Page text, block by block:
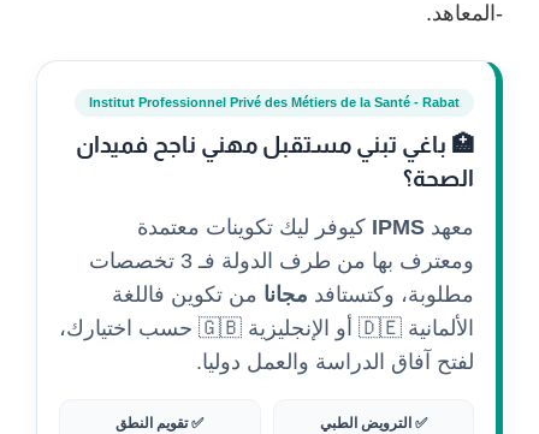
-المعاهد.
Institut Professionnel Privé des Métiers de la Santé - Rabat
🏥 باغي تبني مستقبل مهني ناجح فميدان
الصحة؟
معهد IPMS كيوفر ليك تكوينات معتمدة
ومعترف بها من طرف الدولة فـ 3 تخصصات
مطلوبة، وكتستافد مجانا من تكوين فاللغة
الألمانية 🇩🇪 أو الإنجليزية 🇬🇧 حسب اختيارك،
لفتح آفاق الدراسة والعمل دوليا.
✅ الترويض الطبي ✅ تقويم النطق